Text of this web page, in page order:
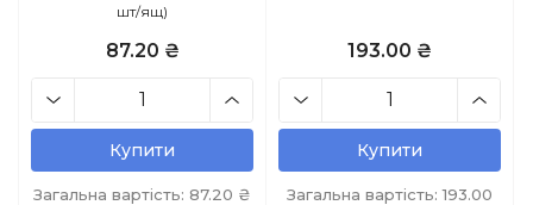
шт/ящ)
87.20 ₴
Купити
Загальна вартість: 87.20 ₴
193.00 ₴
Купити
Загальна вартість:193.00